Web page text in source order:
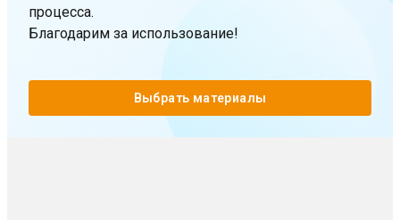
процесса.
Благодарим за использование!
Выбрать материалы